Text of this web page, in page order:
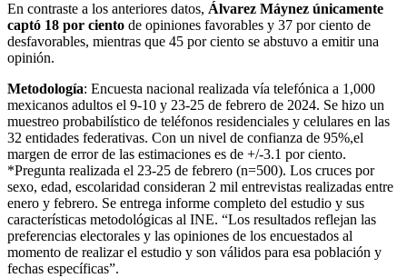
En contraste a los anteriores datos, Álvarez Máynez únicamente
captó 18 por ciento de opiniones favorables y 37 por ciento de
desfavorables, mientras que 45 por ciento se abstuvo a emitir una
opinión.
Metodología: Encuesta nacional realizada vía telefónica a 1,000
mexicanos adultos el 9-10 y 23-25 de febrero de 2024. Se hizo un
muestreo probabilístico de teléfonos residenciales y celulares en las
32 entidades federativas. Con un nivel de confianza de 95%,el
margen de error de las estimaciones es de +/-3.1 por ciento.
*Pregunta realizada el 23-25 de febrero (n=500). Los cruces por
sexo, edad, escolaridad consideran 2 mil entrevistas realizadas entre
enero y febrero. Se entrega informe completo del estudio y sus
características metodológicas al INE. “Los resultados reflejan las
preferencias electorales y las opiniones de los encuestados al
momento de realizar el estudio y son válidos para esa población y
fechas específicas”.